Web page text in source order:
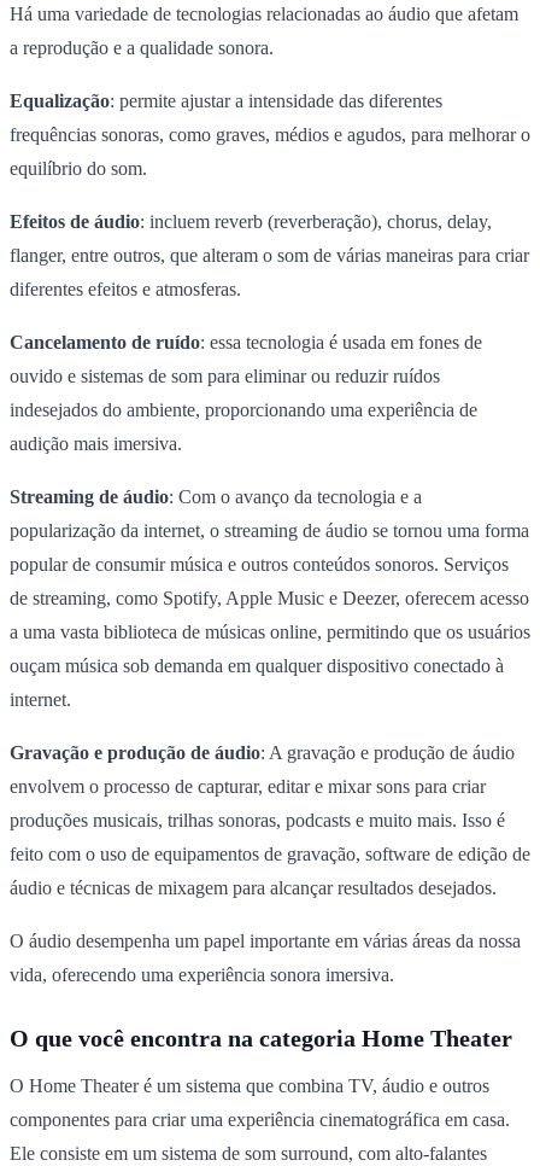
Há uma variedade de tecnologias relacionadas ao áudio que afetam
a reprodução e a qualidade sonora.
Equalização: permite ajustar a intensidade das diferentes
frequências sonoras, como graves, médios e agudos, para melhorar o
equilíbrio do som.
Efeitos de áudio: incluem reverb (reverberação), chorus, delay,
flanger, entre outros, que alteram o som de várias maneiras para criar
diferentes efeitos e atmosferas.
Cancelamento de ruído: essa tecnologia é usada em fones de
ouvido e sistemas de som para eliminar ou reduzir ruídos
indesejados do ambiente, proporcionando uma experiência de
audição mais imersiva.
Streaming de áudio: Com o avanço da tecnologia e a
popularização da internet, o streaming de áudio se tornou uma forma
popular de consumir música e outros conteúdos sonoros. Serviços
de streaming, como Spotify, Apple Music e Deezer, oferecem acesso
a uma vasta biblioteca de músicas online, permitindo que os usuários
ouçam música sob demanda em qualquer dispositivo conectado à
internet.
Gravação e produção de áudio: A gravação e produção de áudio
envolvem o processo de capturar, editar e mixar sons para criar
produções musicais, trilhas sonoras, podcasts e muito mais. Isso é
feito com o uso de equipamentos de gravação, software de edição de
áudio e técnicas de mixagem para alcançar resultados desejados.
O áudio desempenha um papel importante em várias áreas da nossa
vida, oferecendo uma experiência sonora imersiva.
O que você encontra na categoria Home Theater
O Home Theater é um sistema que combina TV, áudio e outros
componentes para criar uma experiência cinematográfica em casa.
Ele consiste em um sistema de som surround, com alto-falantes